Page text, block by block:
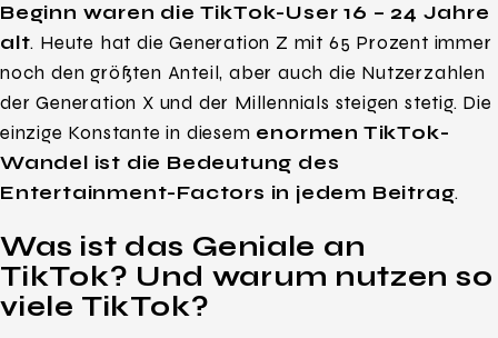
Beginn waren die TikTok-User 16 – 24 Jahre
alt. Heute hat die Generation Z mit 65 Prozent immer
noch den größten Anteil, aber auch die Nutzerzahlen
der Generation X und der Millennials steigen stetig. Die
einzige Konstante in diesem enormen TikTok-
Wandel ist die Bedeutung des
Entertainment-Factors in jedem Beitrag.
Was ist das Geniale an
TikTok? Und warum nutzen so
viele TikTok?